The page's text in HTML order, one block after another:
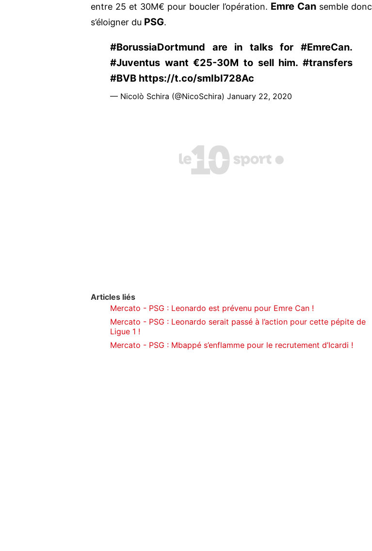
entre 25 et 30M€ pour boucler l’opération. Emre Can semble donc
s’éloigner du PSG.
#BorussiaDortmund are in talks for #EmreCan.
#Juventus want €25-30M to sell him. #transfers
#BVB https://t.co/smIbI728Ac
— Nicolò Schira (@NicoSchira) January 22, 2020
Articles liés
Mercato - PSG : Leonardo est prévenu pour Emre Can !
Mercato - PSG : Leonardo serait passé à l’action pour cette pépite de
Ligue 1 !
Mercato - PSG : Mbappé s’enflamme pour le recrutement d’Icardi !